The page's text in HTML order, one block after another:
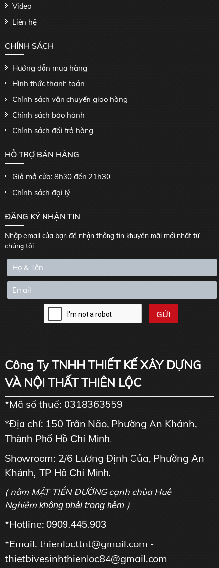
Video
Liên hệ
CHÍNH SÁCH
Hướng dẫn mua hàng
Hình thức thanh toán
Chính sách vận chuyển giao hàng
Chính sách bảo hành
Chính sách đổi trả hàng
HỖ TRỢ BÁN HÀNG
Giờ mở cửa: 8h30 đến 21h30
Chính sách đại lý
ĐĂNG KÝ NHẬN TIN
Nhập email của bạn để nhận thông tin khuyến mãi mới nhất từ
chúng tôi
Công Ty TNHH THIẾT KẾ XÂY DỰNG
VÀ NỘI THẤT THIÊN LỘC
*Mã số thuế: 0318363559
*Địa chỉ: 150 Trần Não, Phường An Khánh,
Thành Phố Hồ Chí Minh.
Showroom: 2/6 Lương Định Của, Phường An
Khánh, TP Hồ Chí Minh.
( nằm MẶT TIỀN ĐƯỜNG cạnh chùa Huê
Nghiêm không phải trong hẻm )
*Hotline: 0909.445.903
*Email: thienlocttnt@gmail.com -
thietbivesinhthienloc84@gmail.com